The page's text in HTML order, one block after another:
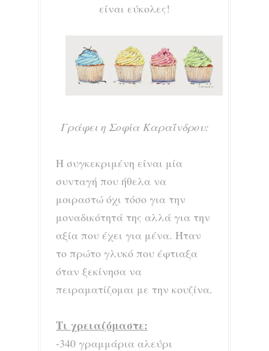
είναι εύκολες!
Γράφει ηΣοφία Καραΐνδρου:
Η συγκεκριμένη είναι μία
συνταγή που ήθελα να
μοιραστώ όχι τόσο για την
μοναδικότητά της αλλά για την
αξία που έχει για μένα. Ήταν
το πρώτο γλυκό που έφτιαξα
όταν ξεκίνησα να
πειραματίζομαι με την κουζίνα.
Τι χρειαζόμαστε:
-340 γραμμάρια αλεύρι